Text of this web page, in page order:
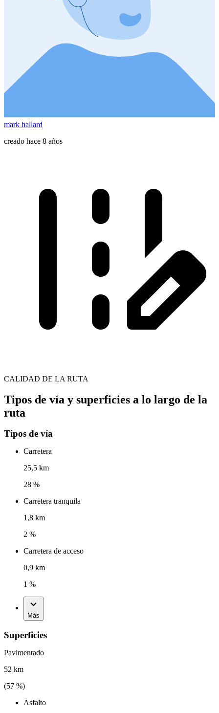
mark hallard
creado hace 8 años
CALIDAD DE LA RUTA
Tipos de vía y superficies a lo largo de la
ruta
Tipos de vía
Carretera
25,5 km
28 %
Carretera tranquila
1,8 km
2 %
Carretera de acceso
0,9 km
1 %
Más
Superficies
Pavimentado
52 km
(57 %)
Asfalto